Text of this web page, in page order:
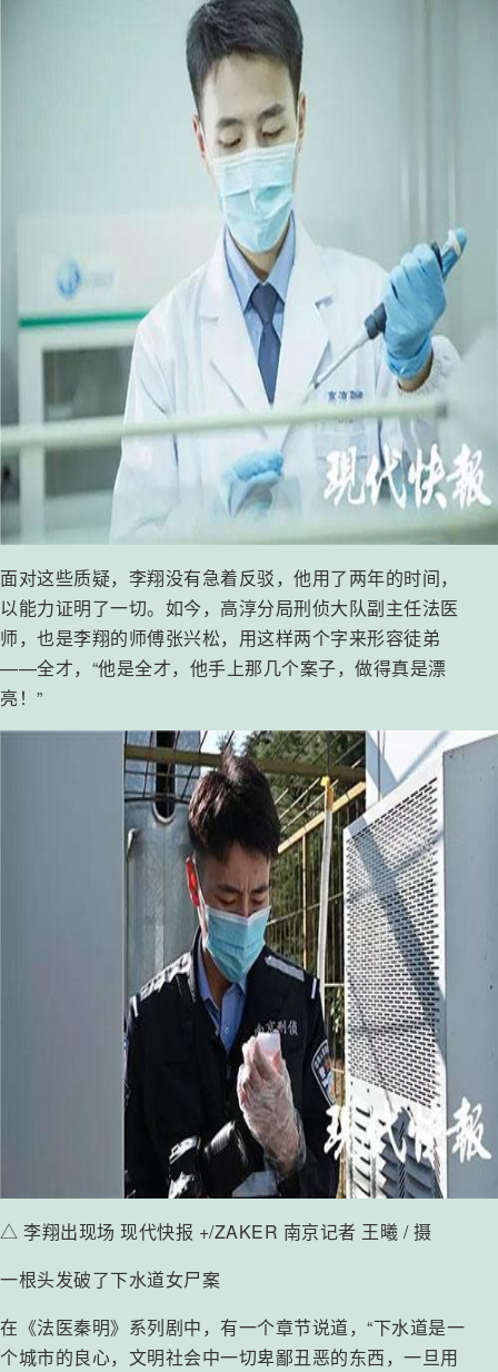
面对这些质疑，李翔没有急着反驳，他用了两年的时间，
以能力证明了一切。如今，高淳分局刑侦大队副主任法医
师，也是李翔的师傅张兴松，用这样两个字来形容徒弟
——全才，“他是全才，他手上那几个案子，做得真是漂
亮！”
△ 李翔出现场 现代快报 +/ZAKER 南京记者 王曦 / 摄
一根头发破了下水道女尸案
在《法医秦明》系列剧中，有一个章节说道，“下水道是一
个城市的良心，文明社会中一切卑鄙丑恶的东西，一旦用